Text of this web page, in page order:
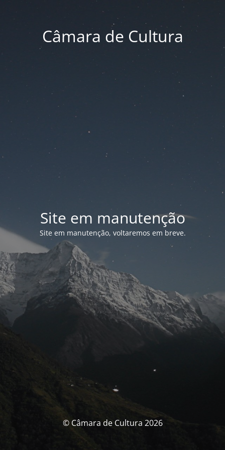
Câmara de Cultura
Site em manutenção
Site em manutenção, voltaremos em breve.
© Câmara de Cultura 2026